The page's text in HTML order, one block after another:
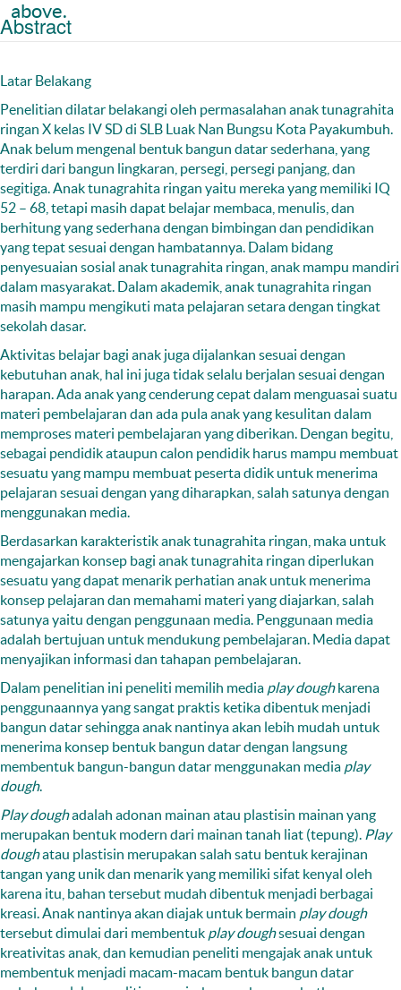
above.
Abstract
Latar Belakang
Penelitian dilatar belakangi oleh permasalahan anak tunagrahita
ringan X kelas IV SD di SLB Luak Nan Bungsu Kota Payakumbuh.
Anak belum mengenal bentuk bangun datar sederhana, yang
terdiri dari bangun lingkaran, persegi, persegi panjang, dan
segitiga. Anak tunagrahita ringan yaitu mereka yang memiliki IQ
52 – 68, tetapi masih dapat belajar membaca, menulis, dan
berhitung yang sederhana dengan bimbingan dan pendidikan
yang tepat sesuai dengan hambatannya. Dalam bidang
penyesuaian sosial anak tunagrahita ringan, anak mampu mandiri
dalam masyarakat. Dalam akademik, anak tunagrahita ringan
masih mampu mengikuti mata pelajaran setara dengan tingkat
sekolah dasar.
Aktivitas belajar bagi anak juga dijalankan sesuai dengan
kebutuhan anak, hal ini juga tidak selalu berjalan sesuai dengan
harapan. Ada anak yang cenderung cepat dalam menguasai suatu
materi pembelajaran dan ada pula anak yang kesulitan dalam
memproses materi pembelajaran yang diberikan. Dengan begitu,
sebagai pendidik ataupun calon pendidik harus mampu membuat
sesuatu yang mampu membuat peserta didik untuk menerima
pelajaran sesuai dengan yang diharapkan, salah satunya dengan
menggunakan media.
Berdasarkan karakteristik anak tunagrahita ringan, maka untuk
mengajarkan konsep bagi anak tunagrahita ringan diperlukan
sesuatu yang dapat menarik perhatian anak untuk menerima
konsep pelajaran dan memahami materi yang diajarkan, salah
satunya yaitu dengan penggunaan media. Penggunaan media
adalah bertujuan untuk mendukung pembelajaran. Media dapat
menyajikan informasi dan tahapan pembelajaran.
Dalam penelitian ini peneliti memilih media play doughkarena
penggunaannya yang sangat praktis ketika dibentuk menjadi
bangun datar sehingga anak nantinya akan lebih mudah untuk
menerima konsep bentuk bangun datar dengan langsung
membentuk bangun-bangun datar menggunakan media play
dough.
Play doughadalah adonan mainan atau plastisin mainan yang
merupakan bentuk modern dari mainan tanah liat (tepung). Play
doughatau plastisin merupakan salah satu bentuk kerajinan
tangan yang unik dan menarik yang memiliki sifat kenyal oleh
karena itu, bahan tersebut mudah dibentuk menjadi berbagai
kreasi. Anak nantinya akan diajak untuk bermain play dough
tersebut dimulai dari membentuk play doughsesuai dengan
kreativitas anak, dan kemudian peneliti mengajak anak untuk
membentuk menjadi macam-macam bentuk bangun datar